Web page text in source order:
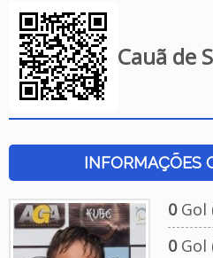
Cauã de
INFORMAÇÕES
0Gol
0Gol